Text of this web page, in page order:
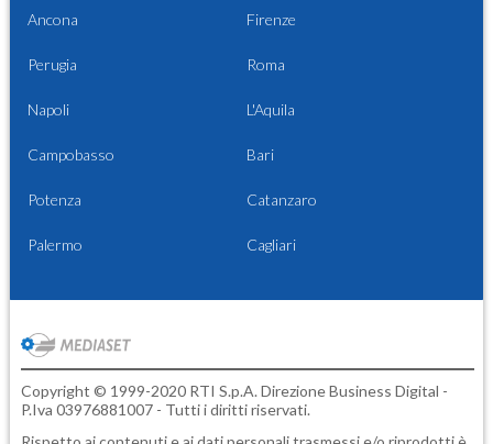
Ancona Firenze
Perugia Roma
Napoli L'Aquila
Campobasso Bari
Potenza Catanzaro
Palermo Cagliari
Copyright © 1999-2020 RTI S.p.A. Direzione Business Digital -
P.Iva 03976881007 - Tutti i diritti riservati.